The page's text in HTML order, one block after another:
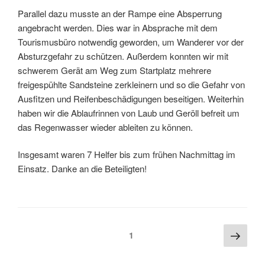
Parallel dazu musste an der Rampe eine Absperrung
angebracht werden. Dies war in Absprache mit dem
Tourismusbüro notwendig geworden, um Wanderer vor der
Absturzgefahr zu schützen. Außerdem konnten wir mit
schwerem Gerät am Weg zum Startplatz mehrere
freigespühlte Sandsteine zerkleinern und so die Gefahr von
Ausfitzen und Reifenbeschädigungen beseitigen. Weiterhin
haben wir die Ablaufrinnen von Laub und Geröll befreit um
das Regenwasser wieder ableiten zu können.
Insgesamt waren 7 Helfer bis zum frühen Nachmittag im
Einsatz. Danke an die Beteiligten!
1
Seite